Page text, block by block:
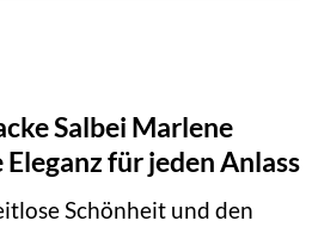
Salbei Marlene
für jeden Anlass
Schönheit und den